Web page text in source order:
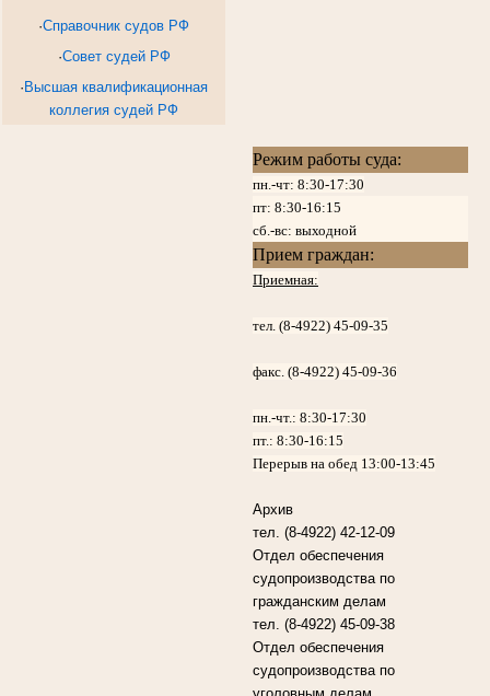
·Справочник судов РФ
·Совет судей РФ
·Высшая квалификационная
коллегия судей РФ
Режим работы суда:
пн.-чт: 8:30-17:30
пт: 8:30-16:15
сб.-вс: выходной
Прием граждан:
Приемная:
тел. (8-4922) 45-09-35
факс. (8-4922) 45-09-36
пн.-чт.:8:30-17:30
пт.:8:30-16:15
Перерыв на обед 13:00-13:45
Архив
тел. (8-4922) 42-12-09
Отдел обеспечения
судопроизводства по
гражданским делам
тел. (8-4922) 45-09-38
Отдел обеспечения
судопроизводства по